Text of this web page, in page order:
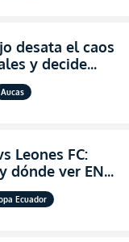
desata el caos
y decide
técnica
Aucas
Leones FC:
dónde ver EN
de final de la
Ecuador